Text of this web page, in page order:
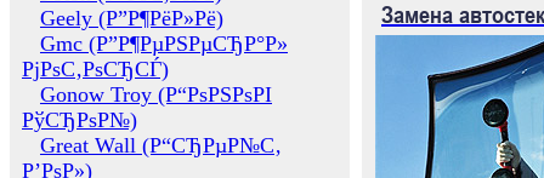
Geely (Р”Р¶РёР»Рё)
Gmc (Р”Р¶РµРЅРµСЂР°Р»
РјРѕС‚РѕСЂСЃ)
Gonow Troy (Р“РѕРЅРѕРІ
РўСЂРѕР№)
Great Wall (Р“СЂРµР№С‚
Р’РѕР»)
Замена